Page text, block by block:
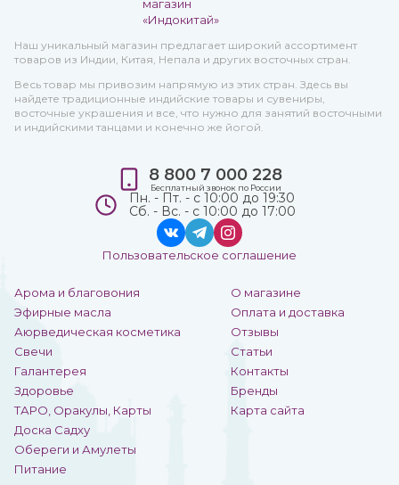
Наш уникальный магазин предлагает широкий ассортимент
товаров из Индии, Китая, Непала и других восточных стран.
Весь товар мы привозим напрямую из этих стран. Здесь вы
найдете традиционные индийские товары и сувениры,
восточные украшения и все, что нужно для занятий восточными
и индийскими танцами и конечно же йогой.
Арома и благовония
Эфирные масла
Аюрведическая косметика
Свечи
Галантерея
Здоровье
ТАРО, Оракулы, Карты
Доска Садху
Обереги и Амулеты
Питание
О магазине
Оплата и доставка
Отзывы
Статьи
Контакты
Бренды
Карта сайта
8 800 7 000 228
Бесплатный звонок по России
Пн. - Пт. - с 10:00 до 19:30
Сб. - Вс. - с 10:00 до 17:00
Пользовательское соглашение